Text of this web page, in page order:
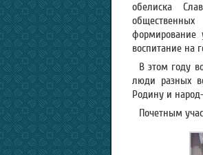
обелиска
формирование
воспитание на
В этом году
люди разных
Родину и
Почетным